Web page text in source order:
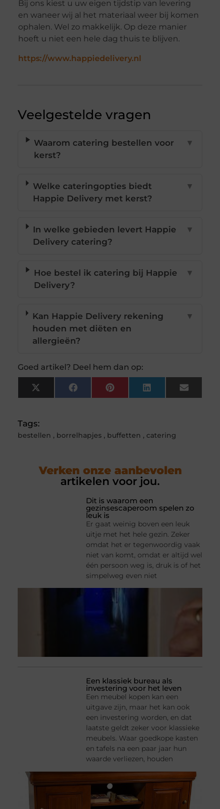
Bij ons kiest u uw eigen tijdstip van levering
en waneer wij al het materiaal weer bij komen
ophalen. Wel zo makkelijk. Op deze manier
hoeft u niet een hele dag thuis te blijven.
https://www.happiedelivery.nl
Veelgestelde vragen
Waarom catering bestellen voor
kerst?
▼
Welke cateringopties biedt
Happie Delivery met kerst?
▼
In welke gebieden levert Happie
Delivery catering?
▼
Hoe bestel ik catering bij Happie
Delivery?
▼
Kan Happie Delivery rekening
houden met diëten en
allergieën?
▼
Goed artikel? Deel hem dan op:
X
(Twitter)
FacebookPinterestLinkedInEmail
Tags:
bestellen , borrelhapjes, buffetten , catering
Verken onze aanbevolen
artikelen voor jou.
Dit is waarom een
gezinsescaperoom spelen zo
leuk is
Er gaat weinig boven een leuk
uitje met het hele gezin. Zeker
omdat het er tegenwoordig vaak
niet van komt, omdat er altijd wel
één persoon weg is, druk is of het
simpelweg even niet
Een klassiek bureau als
investering voor het leven
Een meubel kopen kan een
uitgave zijn, maar het kan ook
een investering worden, en dat
laatste geldt zeker voor klassieke
meubels. Waar goedkope kasten
en tafels na een paar jaar hun
waarde verliezen, houden